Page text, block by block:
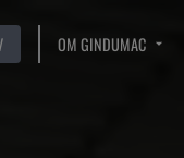
OM GINDUMAC